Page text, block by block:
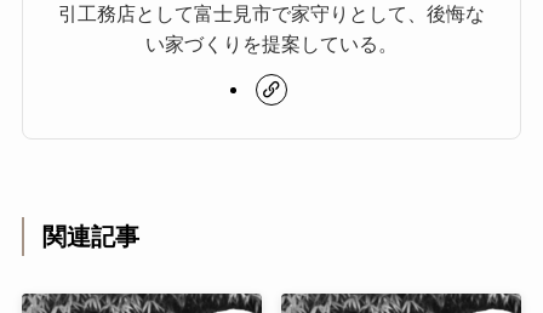
引工務店として富士見市で家守りとして、後悔な
い家づくりを提案している。
関連記事